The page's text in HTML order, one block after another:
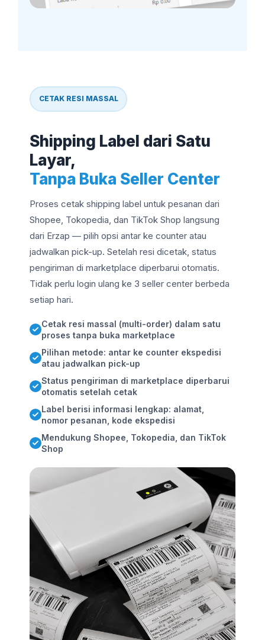
CETAK RESI MASSAL
Shipping Label dari Satu
Layar,
Tanpa Buka Seller Center
Proses cetak shipping label untuk pesanan dari
Shopee, Tokopedia, dan TikTok Shop langsung
dari Erzap — pilih opsi antar ke counter atau
jadwalkan pick-up. Setelah resi dicetak, status
pengiriman di marketplace diperbarui otomatis.
Tidak perlu login ulang ke 3 seller center berbeda
setiap hari.
Cetak resi massal (multi-order) dalam satu
proses tanpa buka marketplace
Pilihan metode: antar ke counter ekspedisi
atau jadwalkan pick-up
Status pengiriman di marketplace diperbarui
otomatis setelah cetak
Label berisi informasi lengkap: alamat,
nomor pesanan, kode ekspedisi
Mendukung Shopee, Tokopedia, dan TikTok
Shop